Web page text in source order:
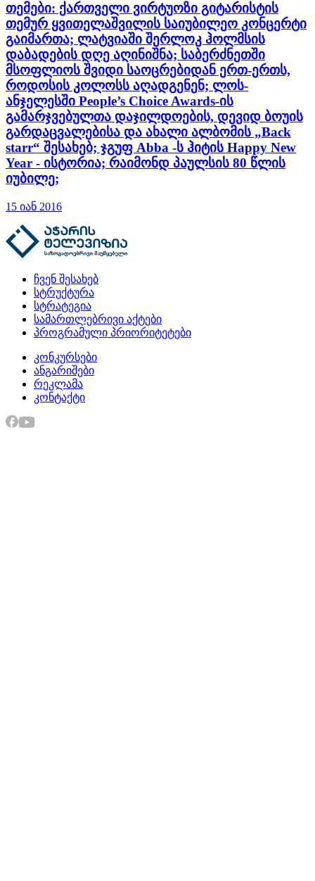
თემები: ქართველი ვირტუოზი გიტარისტის
თემურ ყვითელაშვილის საიუბილეო კონცერტი
გაიმართა; ლატვიაში შერლოკ ჰოლმსის
დაბადების დღე აღინიშნა; საბერძნეთში
მსოფლიოს შვიდი საოცრებიდან ერთ-ერთს,
როდოსის კოლოსს აღადგენენ; ლოს-
ანჯელესში People’s Choice Awards-ის
გამარჯვებულთა დაჯილდოების, დევიდ ბოუის
გარდაცვალებისა და ახალი ალბომის „Back
starr“ შესახებ; ჯგუფ Abba -ს ჰიტის Happy New
Year - ისტორია; რაიმონდ პაულსის 80 წლის
იუბილე;
15 იან 2016
ჩვენ შესახებ
სტრუქტურა
სტრატეგია
სამართლებრივი აქტები
პროგრამული პრიორიტეტები
კონკურსები
ანგარიშები
რეკლამა
კონტაქტი